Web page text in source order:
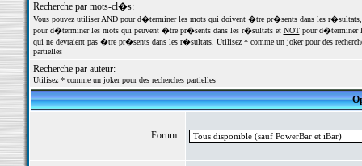
Recherche par mots-cl�s:
Vous pouvez utiliserANDpour d�terminer les mots qui doivent �tre pr�sents dans les
pour d�terminer les mots qui peuvent �tre pr�sents dans les r�sultats et NOTpour d�terminer
qui ne devraient pas �tre pr�sents dans les r�sultats. Utilisez * comme un joker pour des
partielles
Recherche par auteur:
Utilisez * comme un joker pour des recherches partielles
Forum: